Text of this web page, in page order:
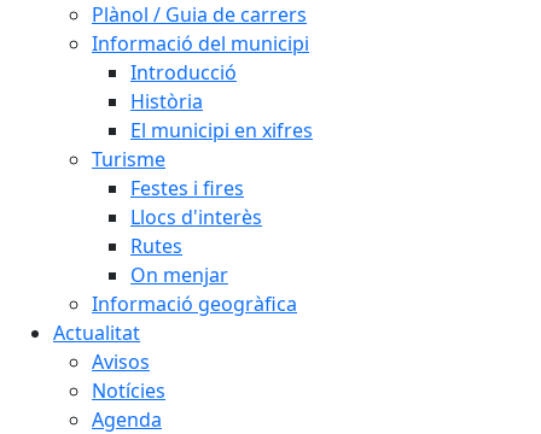
Plànol / Guia de carrers
Informació del municipi
Introducció
Història
El municipi en xifres
Turisme
Festes i fires
Llocs d'interès
Rutes
On menjar
Informació geogràfica
Actualitat
Avisos
Notícies
Agenda